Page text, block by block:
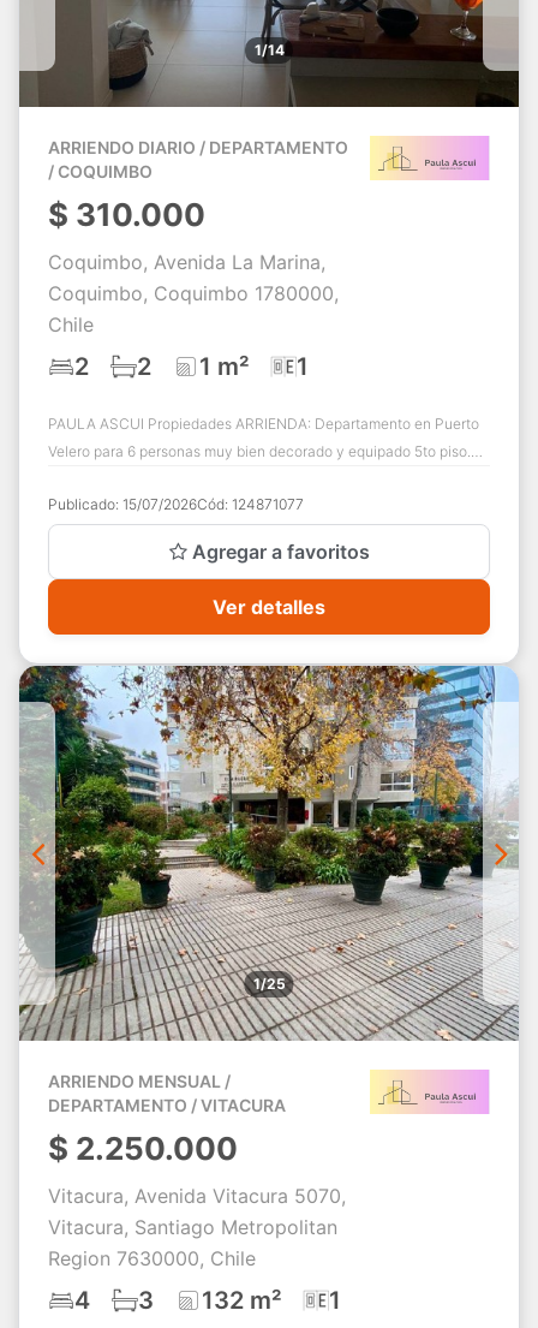
1/14
ARRIENDO DIARIO / DEPARTAMENTO
/ COQUIMBO
$ 310.000
Coquimbo, Avenida La Marina,
Coquimbo, Coquimbo 1780000,
Chile
2 2 1 m² 1
PAULA ASCUI Propiedades ARRIENDA: Departamento en Puerto
Velero para 6 personas muy bien decorado y equipado 5to piso.
Publicado: 15/07/2026Cód: 124871077
Agregar a favoritos
Ver detalles
1/25
ARRIENDO MENSUAL /
DEPARTAMENTO / VITACURA
$ 2.250.000
Vitacura, Avenida Vitacura 5070,
Vitacura, Santiago Metropolitan
Region 7630000, Chile
4 3 132 m² 1